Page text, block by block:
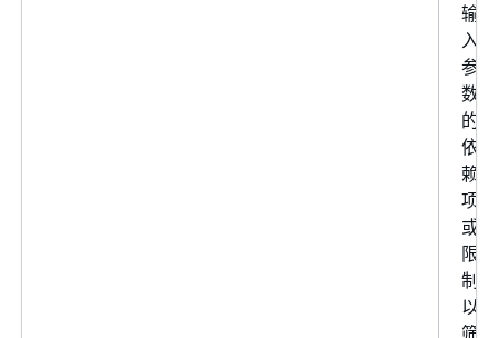
输
入
参
数
的
依
赖
项
或
限
制
以
筛